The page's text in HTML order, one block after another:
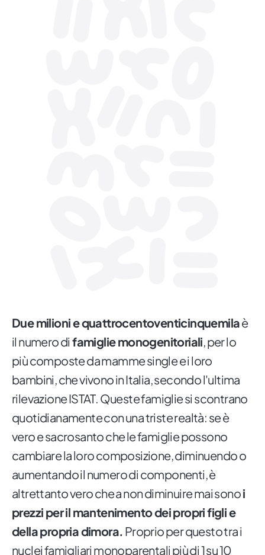
Due milioni e quattrocentoventicinquemilaè
il numero di famiglie monogenitoriali, per lo
più composte da mamme single e i loro
bambini, che vivono in Italia, secondo l'ultima
rilevazione ISTAT. Queste famiglie si scontrano
quotidianamente con una triste realtà: se è
vero e sacrosanto che le famiglie possono
cambiare la loro composizione, diminuendo o
aumentando il numero di componenti, è
altrettanto vero che a non diminuire mai sonoi
prezzi per il mantenimento dei propri figli e
della propria dimora. Proprio per questo tra i
nuclei famigliari monoparentali più di 1 su 10